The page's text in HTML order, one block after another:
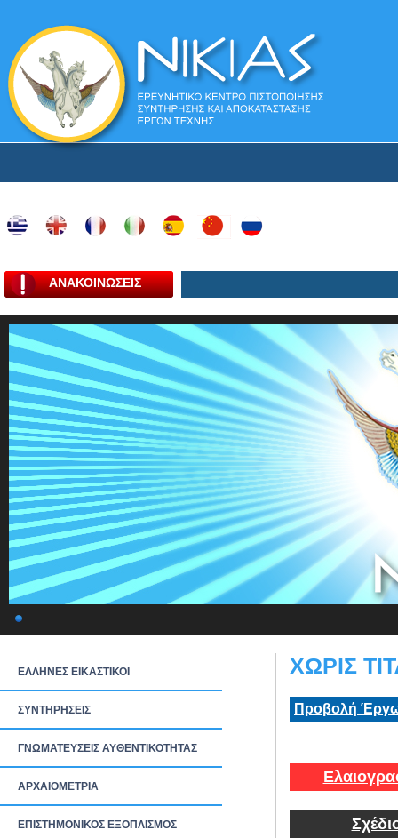
ΑΝΑΚΟΙΝΩΣΕΙΣ
ΕΛΛΗΝΕΣ ΕΙΚΑΣΤΙΚΟΙ
ΣΥΝΤΗΡΗΣΕΙΣ
ΓΝΩΜΑΤΕΥΣΕΙΣ ΑΥΘΕΝΤΙΚΟΤΗΤΑΣ
ΑΡΧΑΙΟΜΕΤΡΙΑ
ΕΠΙΣΤΗΜΟΝΙΚΟΣ ΕΞΟΠΛΙΣΜΟΣ
ΧΩΡΙΣ
Προβολή